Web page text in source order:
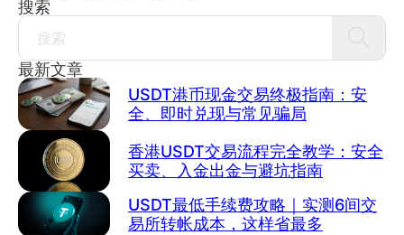
搜索
Search
最新文章
USDT港币现金交易终极指南：安
全、即时兑现与常见骗局
香港USDT交易流程完全教学：安全
买卖、入金出金与避坑指南
USDT最低手续费攻略｜实测6间交
易所转帐成本，这样省最多